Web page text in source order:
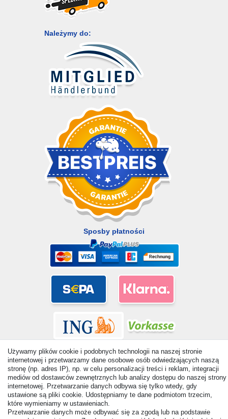
Należymy do:
Sposby płatności
© Copyright 2026 | Wszelkie prawa zastrzezone. - All rights
reserved. Prices incl. VAT. 19% VAT Basic prices see article detail
| * Applies to deliveries to the UK!
Używamy plików cookie i podobnych technologii na naszej stronie
internetowej i przetwarzamy dane osobowe osób odwiedzających naszą
stronę (np. adres IP), np. w celu personalizacji treści i reklam, integracji
mediów od dostawców zewnętrznych lub analizy dostępu do naszej strony
internetowej. Przetwarzanie danych odbywa się tylko wtedy, gdy
ustawione są pliki cookie. Udostępniamy te dane podmiotom trzecim,
które wymieniamy w ustawieniach.
Przetwarzanie danych może odbywać się za zgodą lub na podstawie